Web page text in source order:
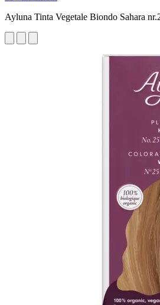
Ayluna Tinta Vegetale Biondo Sahara